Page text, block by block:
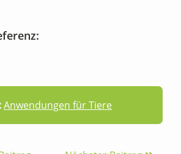
Anwendungen für Tiere